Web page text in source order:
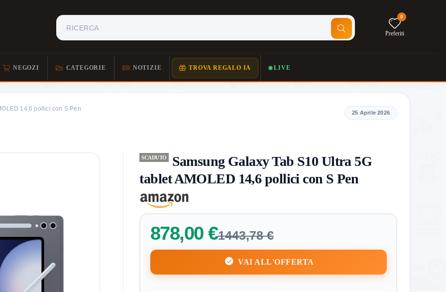
0
Preferiti
NEGOZI CATEGORIE NOTIZIE TROVA REGALO IA LIVE
14,6 pollici con S Pen
SCADUTO
Samsung Galaxy Tab S10 Ultra 5G
tablet AMOLED 14,6 pollici con S Pen
878,00 €1443,78 €
VAI ALL'OFFERTA
25 Aprile 2026